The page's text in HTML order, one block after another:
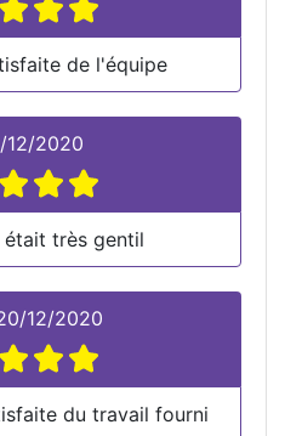
de l'équipe
12/2020
était très gentil
12/2020
du travail fourni